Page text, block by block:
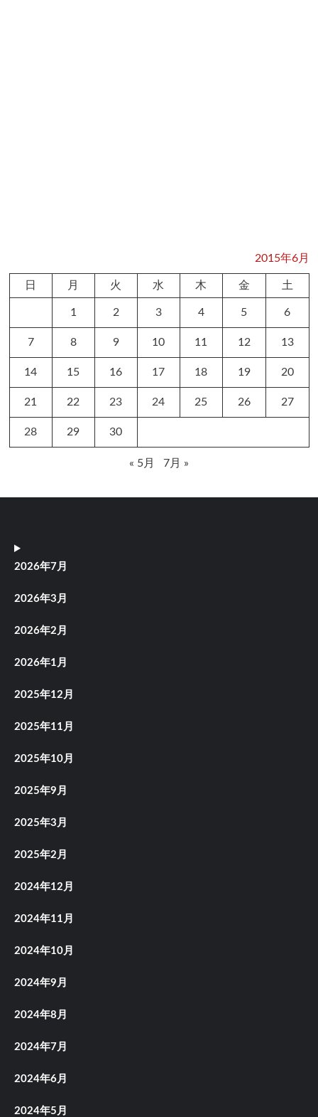
2015年6月
日 月 火 水 木 金 土
1 2 3 4 5 6
7 8 9 10 11 12 13
14 15 16 17 18 19 20
21 22 23 24 25 26 27
28 29 30
« 5月 7月 »
2026年7月
2026年3月
2026年2月
2026年1月
2025年12月
2025年11月
2025年10月
2025年9月
2025年3月
2025年2月
2024年12月
2024年11月
2024年10月
2024年9月
2024年8月
2024年7月
2024年6月
2024年5月